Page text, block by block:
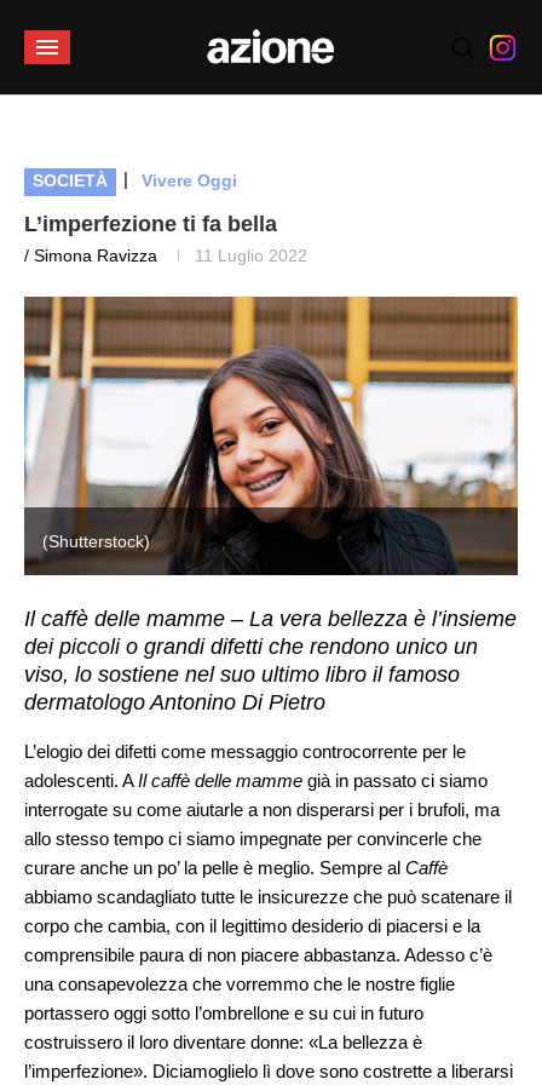
SOCIETÀ | Vivere Oggi
L’imperfezione ti fa bella
/ Simona Ravizza 11 Luglio 2022
(Shutterstock)
Il caffè delle mamme – La vera bellezza è l’insieme
dei piccoli o grandi difetti che rendono unico un
viso, lo sostiene nel suo ultimo libro il famoso
dermatologo Antonino Di Pietro
L’elogio dei difetti come messaggio controcorrente per le
adolescenti. AIl caffè delle mamme già in passato ci siamo
interrogate su come aiutarle a non disperarsi per i brufoli, ma
allo stesso tempo ci siamo impegnate per convincerle che
curare anche un po’ la pelle è meglio. Sempre al Caffè
abbiamo scandagliato tutte le insicurezze che può scatenare il
corpo che cambia, con il legittimo desiderio di piacersi e la
comprensibile paura di non piacere abbastanza. Adesso c’è
una consapevolezza che vorremmo che le nostre figlie
portassero oggi sotto l’ombrellone e su cui in futuro
costruissero il loro diventare donne: «La bellezza è
l’imperfezione». Diciamoglielo lì dove sono costrette a liberarsi